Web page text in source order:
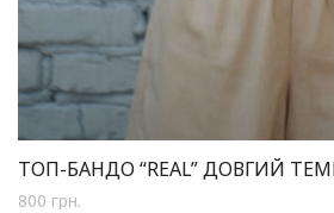
ТОП-БАНДО “REAL” ДОВГИЙ
800 грн.